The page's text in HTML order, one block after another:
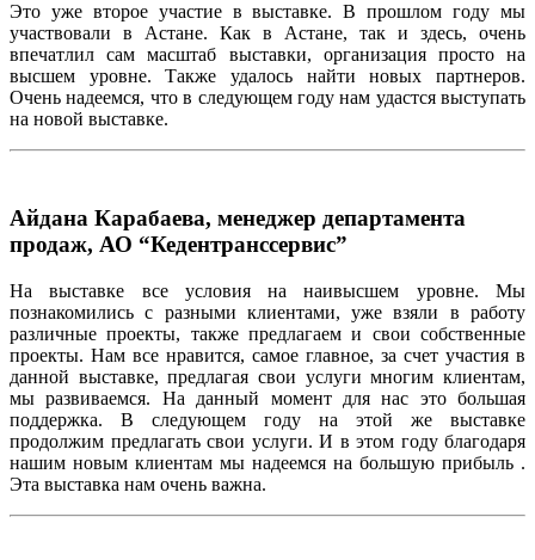
Это уже второе участиеввыставке. Впрошлом году мы
участвовали в Астане. Как в Астане, так и здесь,
очень
впечатлил сам масштаб выставки, организация просто на
высшем
уровне.Также удалось найти новых партнеров.
Очень надеемся, что в следующем году нам удастся выступать
на новой выставке.
Айдана Карабаева, менеджер департамента
продаж, АО “Кедентранссервис”
На выставке все условия на наивысшем уровне.Мы
познакомились с разными клиентами,уже взяли вработу
различные проекты, также предлагаем и свои собственные
проекты. Нам все нравится, самое главное, за счет участия в
данной выставке,предлагая свои услуги многим клиентам,
мы развиваемся. На данный момент для нас это большая
поддержка. В следующем году на этой же
выставке
продолжим предлагать свои услуги. И в этом году благодаря
нашим новым клиентам мы надеемся на большую прибыль .
Эта выставка нам очень важна.